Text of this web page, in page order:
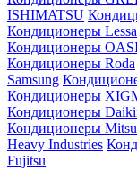
ISHIMATSU
Кондиционеры
Кондиционеры
Кондиционеры Roda
Samsung
Кондиционеры
Кондиционеры
Кондиционеры
Heavy Industries
Fujitsu